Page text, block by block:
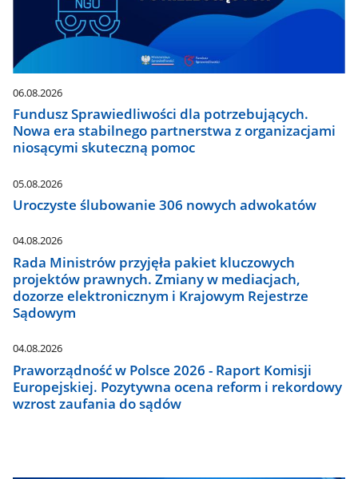
06.08.2026
Fundusz Sprawiedliwości dla potrzebujących.
Nowa era stabilnego partnerstwa z organizacjami
niosącymi skuteczną pomoc
05.08.2026
Uroczyste ślubowanie 306 nowych adwokatów
04.08.2026
Rada Ministrów przyjęła pakiet kluczowych
projektów prawnych. Zmiany w mediacjach,
dozorze elektronicznym i Krajowym Rejestrze
Sądowym
04.08.2026
Praworządność w Polsce 2026 - Raport Komisji
Europejskiej. Pozytywna ocena reform i rekordowy
wzrost zaufania do sądów